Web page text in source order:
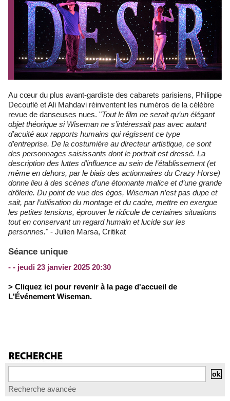
Au cœur du plus avant-gardiste des cabarets parisiens, Philippe
Decouflé et Ali Mahdavi réinventent les numéros de la célèbre
revue de danseuses nues. "Tout le film ne serait qu’un élégant
objet théorique si Wiseman ne s’intéressait pas avec autant
d’acuité aux rapports humains qui régissent ce type
d’entreprise. De la costumière au directeur artistique, ce sont
des personnages saisissants dont le portrait est dressé. La
description des luttes d’influence au sein de l’établissement (et
même en dehors, par le biais des actionnaires du Crazy Horse)
donne lieu à des scènes d’une étonnante malice et d’une grande
drôlerie. Du point de vue des égos, Wiseman n’est pas dupe et
sait, par l’utilisation du montage et du cadre, mettre en exergue
les petites tensions, éprouver le ridicule de certaines situations
tout en conservant un regard humain et lucide sur les
personnes." - Julien Marsa, Critikat
Séance unique
- - jeudi 23 janvier 2025 20:30
> Cliquez ici pour revenir à la page d'accueil de
L'Événement Wiseman.
Recherche avancée